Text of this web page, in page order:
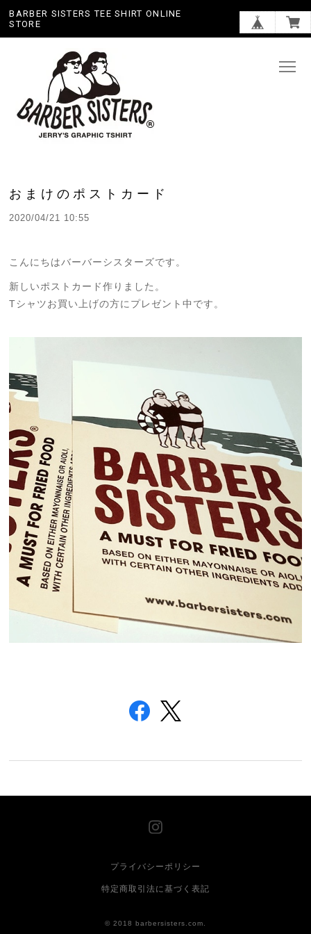
BARBER SISTERS TEE SHIRT ONLINE
STORE
おまけのポストカード
2020/04/21 10:55
こんにちはバーバーシスターズです。
新しいポストカード作りました。
Tシャツお買い上げの方にプレゼント中です。
プライバシーポリシー
特定商取引法に基づく表記
© 2018 barbersisters.com.